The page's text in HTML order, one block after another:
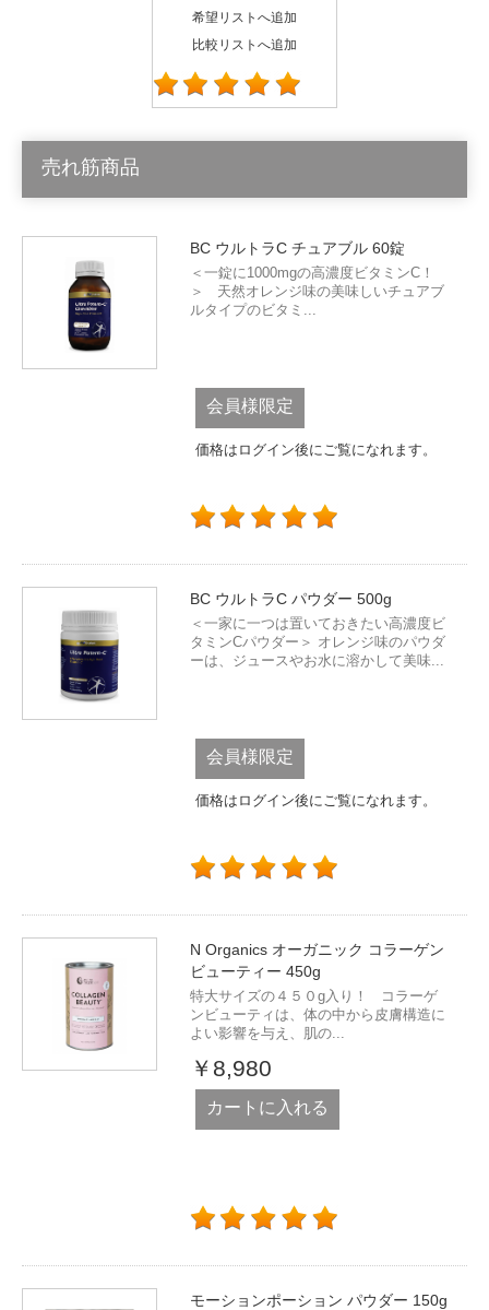
希望リストへ追加
比較リストへ追加
売れ筋商品
BC ウルトラC チュアブル 60錠
＜一錠に1000mgの高濃度ビタミンC！
＞ 天然オレンジ味の美味しいチュアブ
ルタイプのビタミ...
会員様限定
価格はログイン後にご覧になれます。
BC ウルトラC パウダー 500g
＜一家に一つは置いておきたい高濃度ビ
タミンCパウダー＞ オレンジ味のパウダ
ーは、ジュースやお水に溶かして美味...
会員様限定
価格はログイン後にご覧になれます。
N Organics オーガニック コラーゲン
ビューティー 450g
特大サイズの４５０g入り！ コラーゲ
ンビューティは、体の中から皮膚構造に
よい影響を与え、肌の...
￥8,980
カートに入れる
モーションポーション パウダー 150g